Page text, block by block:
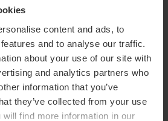
content and ads, to
and to analyse our traffic.
about your use of our site with
and analytics partners who
information that you’ve
they’ve collected from your use
find more information in our
du matin des Fallas
4.6 - 24 avis
3 fallas